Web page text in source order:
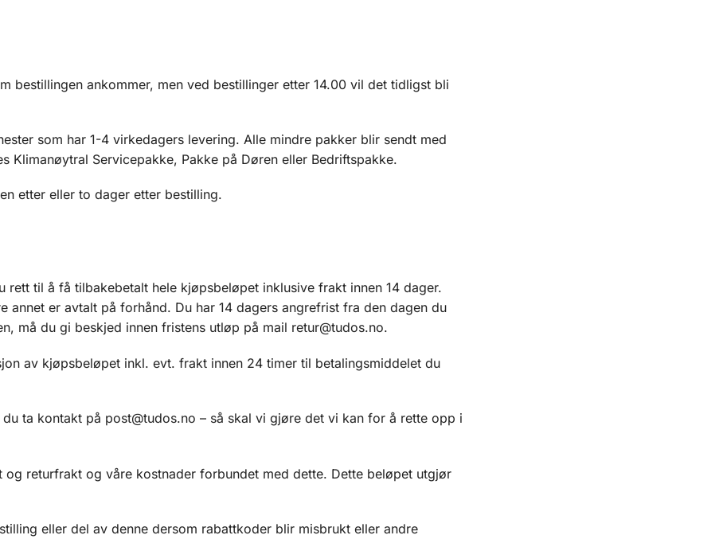
bestillingen ankommer, men ved bestillinger etter 14.00 vil det tidligst bli
som har 1-4 virkedagers levering. Alle mindre pakker blir sendt med
Klimanøytral Servicepakke, Pakke på Døren eller Bedriftspakke.
etter eller to dager etter bestilling.
rett til å få tilbakebetalt hele kjøpsbeløpet inklusive frakt innen 14 dager.
annet er avtalt på forhånd. Du har 14 dagers angrefrist fra den dagen du
må du gi beskjed innen fristens utløp på mail retur@tudos.no.
av kjøpsbeløpet inkl. evt. frakt innen 24 timer til betalingsmiddelet du
ta kontakt på post@tudos.no – så skal vi gjøre det vi kan for å rette opp i
returfrakt og våre kostnader forbundet med dette. Dette beløpet utgjør
eller del av denne dersom rabattkoder blir misbrukt eller andre